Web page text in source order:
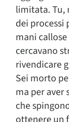
limitata. Tu,
dei
mani
cercavano
rivendicare
Sei morto
ma per aver
che